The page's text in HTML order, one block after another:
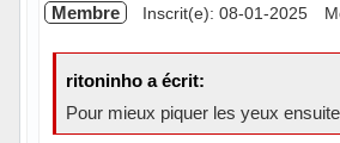
Membre Inscrit(e): 08-01-2025
ritoninho a écrit:
Pour mieux piquer les yeux